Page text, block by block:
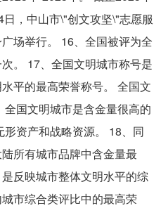
，中山市\"创文攻坚\"志愿服
场举行。 16、全国被评为全
。 17、全国文明城市称号是
平的最高荣誉称号。 全国文
国文明城市是含金量很高的
资产和战略资源。 18、同
所有城市品牌中含金量最
反映城市整体文明水平的综
市综合类评比中的最高荣